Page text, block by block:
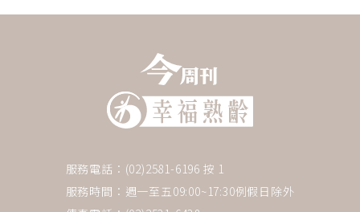
服務電話：(02)2581-6196 按 1
服務時間：週一至五09:00~17:30例假日除外